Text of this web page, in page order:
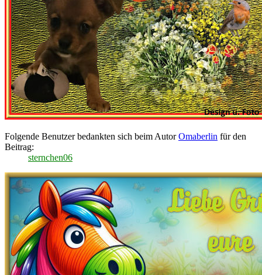
Folgende Benutzer bedankten sich beim AutorOmaberlin für den
Beitrag:
sternchen06